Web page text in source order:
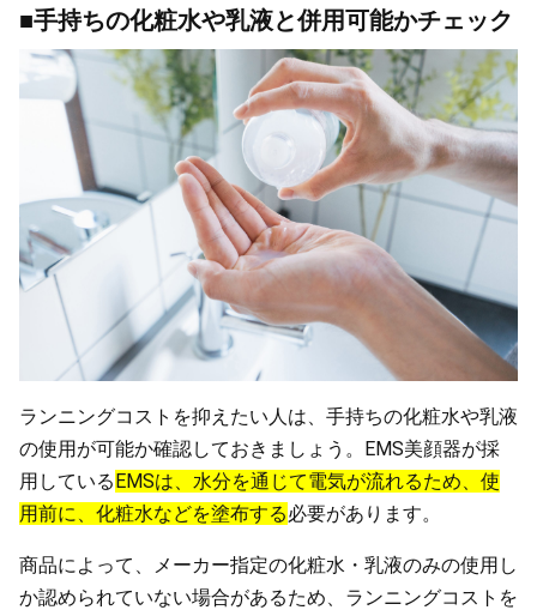
■手持ちの化粧水や乳液と併用可能かチェック
ランニングコストを抑えたい人は、手持ちの化粧水や乳液
の使用が可能か確認しておきましょう。EMS美顔器が採
用しているEMSは、水分を通じて電気が流れるため、使
用前に、化粧水などを塗布する必要があります。
商品によって、メーカー指定の化粧水・乳液のみの使用し
か認められていない場合があるため、ランニングコストを